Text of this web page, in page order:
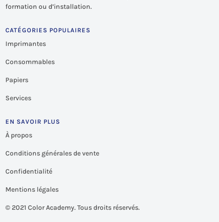
formation ou d’installation.
CATÉGORIES POPULAIRES
Imprimantes
Consommables
Papiers
Services
EN SAVOIR PLUS
À propos
Conditions générales de vente
Confidentialité
Mentions légales
© 2021 Color Academy. Tous droits réservés.